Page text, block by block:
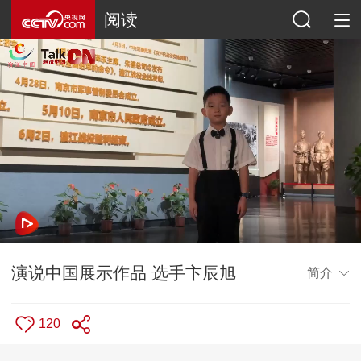
阅读
演说中国展示作品 选手卞辰旭 简介
120